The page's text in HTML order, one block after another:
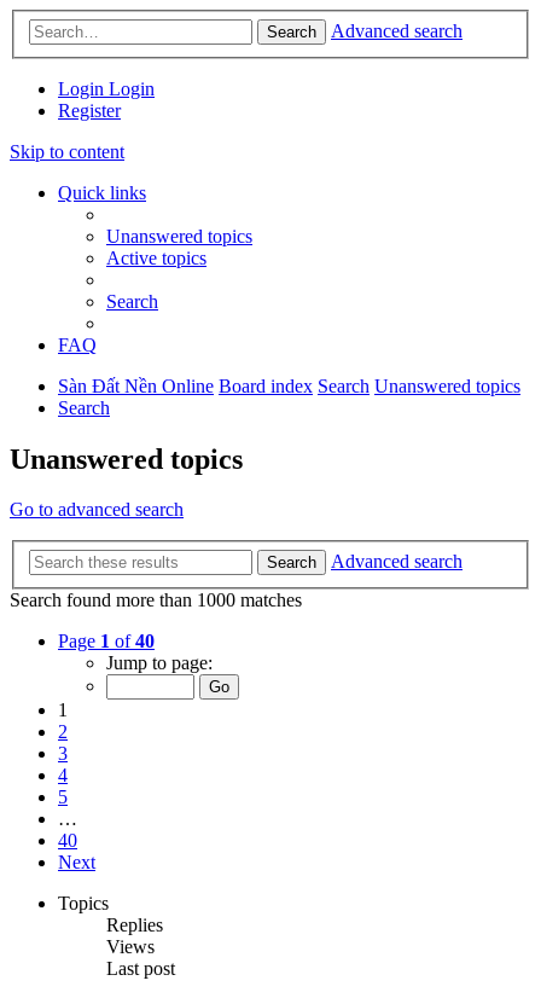
Search Advanced search
Login Login
Register
Skip to content
Quick links
Unanswered topics
Active topics
Search
FAQ
Sàn Đất Nền Online Board index Search Unanswered topics
Search
Unanswered topics
Go to advanced search
Search
Advanced search
Search found more than 1000 matches
Page 1 of40
Jump to page:
1
2
3
4
5
…
40
Next
Topics
Replies
Views
Last post